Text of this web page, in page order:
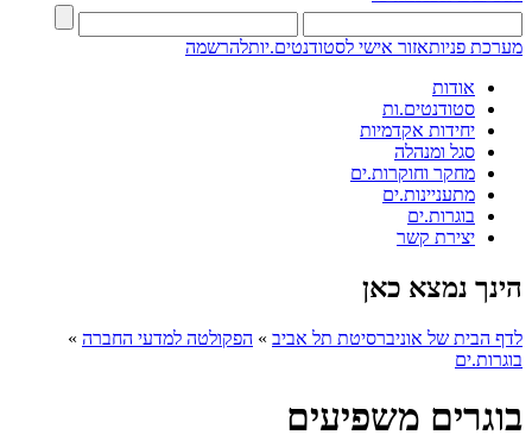
מערכת פניותאזור אישי לסטודנטים.יותלהרשמה
אודות
סטודנטים.ות
יחידות אקדמיות
סגל ומנהלה
מחקר וחוקרות.ים
מתעניינות.ים
בוגרות.ים
יצירת קשר
הינך נמצא כאן
לדף הבית של אוניברסיטת תל אביב » הפקולטה למדעי החברה »
בוגרות.ים
בוגרים משפיעים